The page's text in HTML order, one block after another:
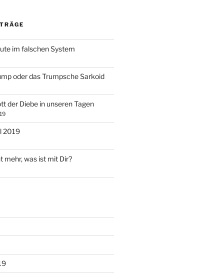
im falschen System
oder das Trumpsche Sarkoid
der Diebe in unseren Tagen
2019
mehr, was ist mit Dir?